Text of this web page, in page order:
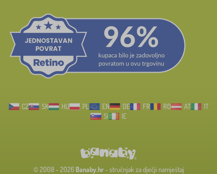
CZ SK HU PL EN DE FR RO AT
IT
SI
IE
© 2008 - 2026 Banaby.hr- stručnjak za dječji namještaj